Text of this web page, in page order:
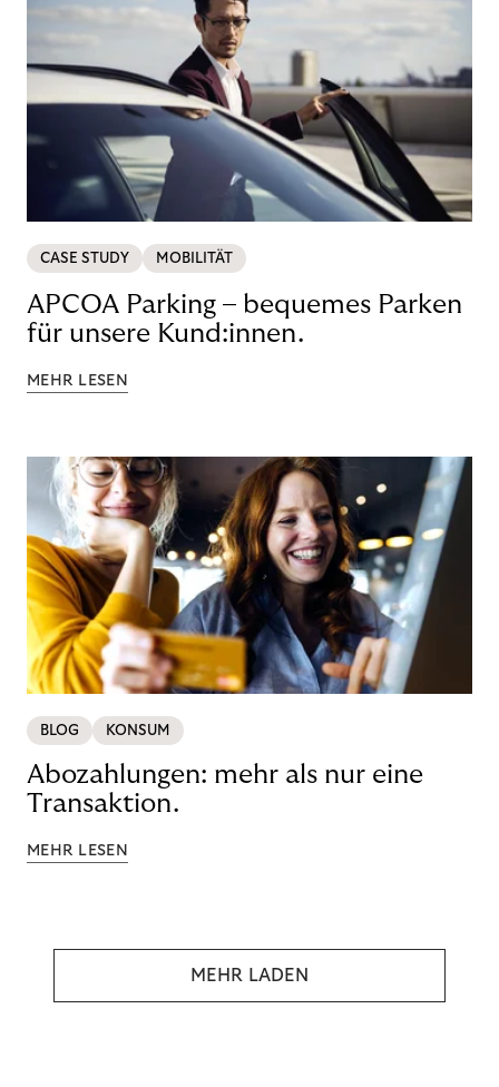
CASE STUDY MOBILITÄT
APCOA Parking – bequemes Parken
für unsere Kund:innen.
MEHR LESEN
BLOG KONSUM
Abozahlungen: mehr als nur eine
Transaktion.
MEHR LESEN
MEHR LADEN